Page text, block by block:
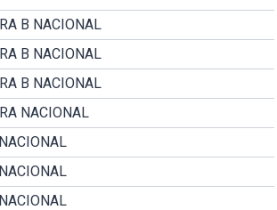
B NACIONAL
B NACIONAL
B NACIONAL
NACIONAL